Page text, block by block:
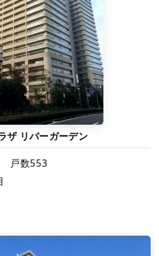
ザ リバーガーデン
戸数553